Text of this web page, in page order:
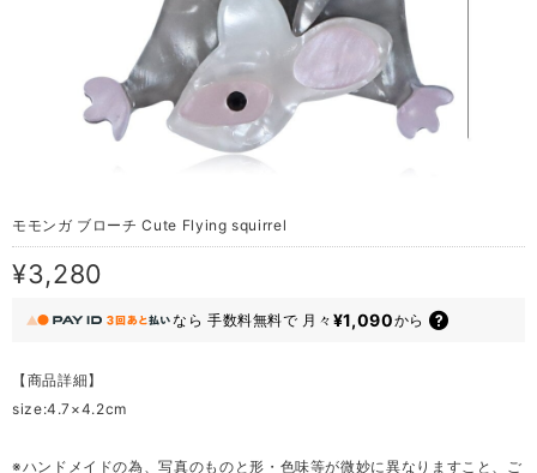
モモンガ ブローチ Cute Flying squirrel
¥3,280
なら 手数料無料で 月々 ¥1,090から
【商品詳細】
size:4.7×4.2cm
※ハンドメイドの為、写真のものと形・色味等が微妙に異なりますこと、ご